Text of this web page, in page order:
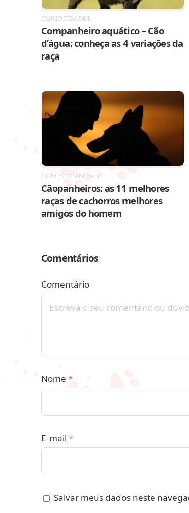
CURIOSIDADES
Companheiro aquático – Cão
d’água: conheça as 4 variações da
raça
COMPORTAMENTO
Cãopanheiros: as 11 melhores
raças de cachorros melhores
amigos do homem
Comentários
Comentário
Nome *
E-mail *
Salvar meus dados neste